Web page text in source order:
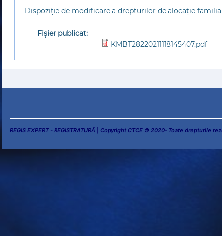
Dispoziție de modificare a drepturilor de alocație
Fișier publicat:
KMBT28220211118145407.pdf
REGIS EXPERT - REGISTRATURĂ Copyright CTCE © 2020- Toate drepturile